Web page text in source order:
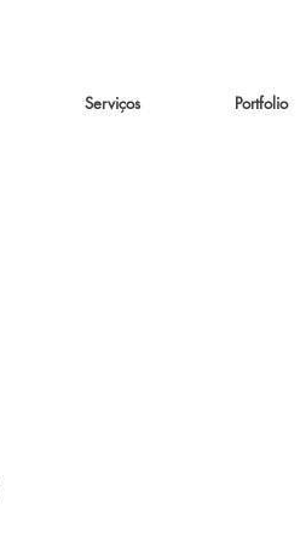
Serviços Portfolio